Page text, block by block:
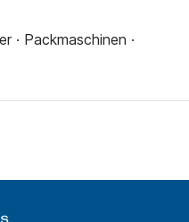
· Packmaschinen ·